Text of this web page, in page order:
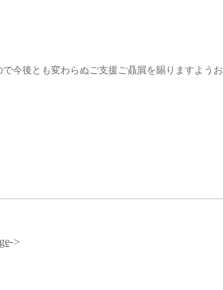
今後とも変わらぬご支援ご贔屓を賜りますようお
->